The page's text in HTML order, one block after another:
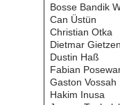
Bosse Bandik
Can Üstün
Christian Otka
Dietmar Gietzen
Dustin Haß
Fabian
Gaston Vossah
Hakim Inusa